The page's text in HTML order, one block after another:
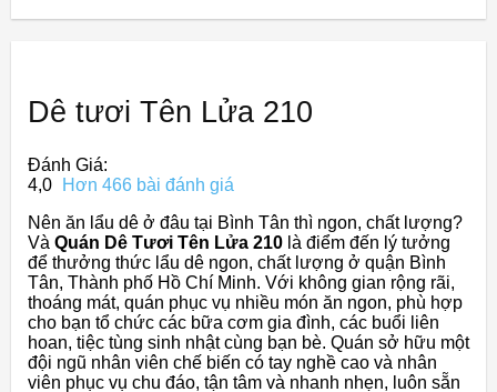
Dê tươi Tên Lửa 210
Đánh Giá:
4,0
Hơn 466 bài đánh giá
Nên ăn lẩu dê ở đâu tại Bình Tân thì ngon, chất lượng?
Và Quán Dê Tươi Tên Lửa 210 là điểm đến lý tưởng
để thưởng thức lẩu dê ngon, chất lượng ở quận Bình
Tân, Thành phố Hồ Chí Minh. Với không gian rộng rãi,
thoáng mát, quán phục vụ nhiều món ăn ngon, phù hợp
cho bạn tổ chức các bữa cơm gia đình, các buổi liên
hoan, tiệc tùng sinh nhật cùng bạn bè. Quán sở hữu một
đội ngũ nhân viên chế biến có tay nghề cao và nhân
viên phục vụ chu đáo, tận tâm và nhanh nhẹn, luôn sẵn